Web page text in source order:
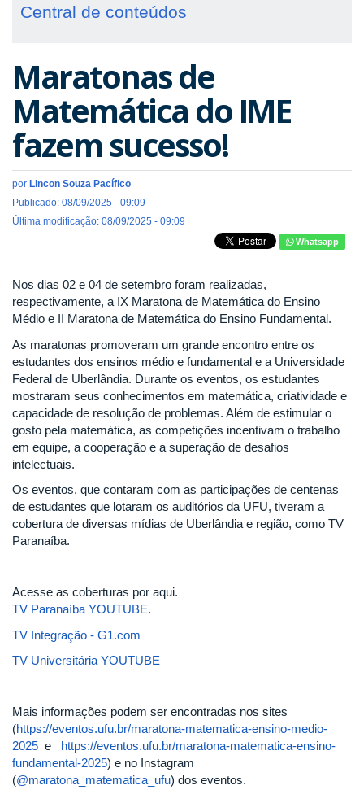
Central de conteúdos
Maratonas de
Matemática do IME
fazem sucesso!
por Lincon Souza Pacífico
Publicado: 08/09/2025 - 09:09
Última modificação: 08/09/2025 - 09:09
Whatsapp
Nos dias 02 e 04 de setembro foram realizadas,
respectivamente, a IX Maratona de Matemática do Ensino
Médio e II Maratona de Matemática do Ensino Fundamental.
As maratonas promoveram um grande encontro entre os
estudantes dos ensinos médio e fundamental e a Universidade
Federal de Uberlândia. Durante os eventos, os estudantes
mostraram seus conhecimentos em matemática, criatividade e
capacidade de resolução de problemas. Além de estimular o
gosto pela matemática, as competições incentivam o trabalho
em equipe, a cooperação e a superação de desafios
intelectuais.
Os eventos, que contaram com as participações de centenas
de estudantes que lotaram os auditórios da UFU, tiveram a
cobertura de diversas mídias de Uberlândia e região, como TV
Paranaíba.
Acesse as coberturas por aqui.
TV Paranaíba YOUTUBE.
TV Integração - G1.com
TV Universitária YOUTUBE
Mais informações podem ser encontradas nos sites
(https://eventos.ufu.br/maratona-matematica-ensino-medio-
2025 e https://eventos.ufu.br/maratona-matematica-ensino-
fundamental-2025) e no Instagram
(@maratona_matematica_ufu) dos eventos.